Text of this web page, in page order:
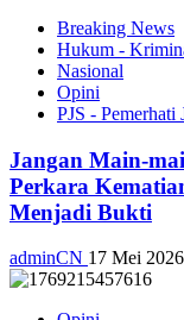
Breaking News
Hukum -
Nasional
Opini
PJS - Pemerhati
Jangan Main-
Perkara
Menjadi Bukti
adminCN 17 Mei 2026